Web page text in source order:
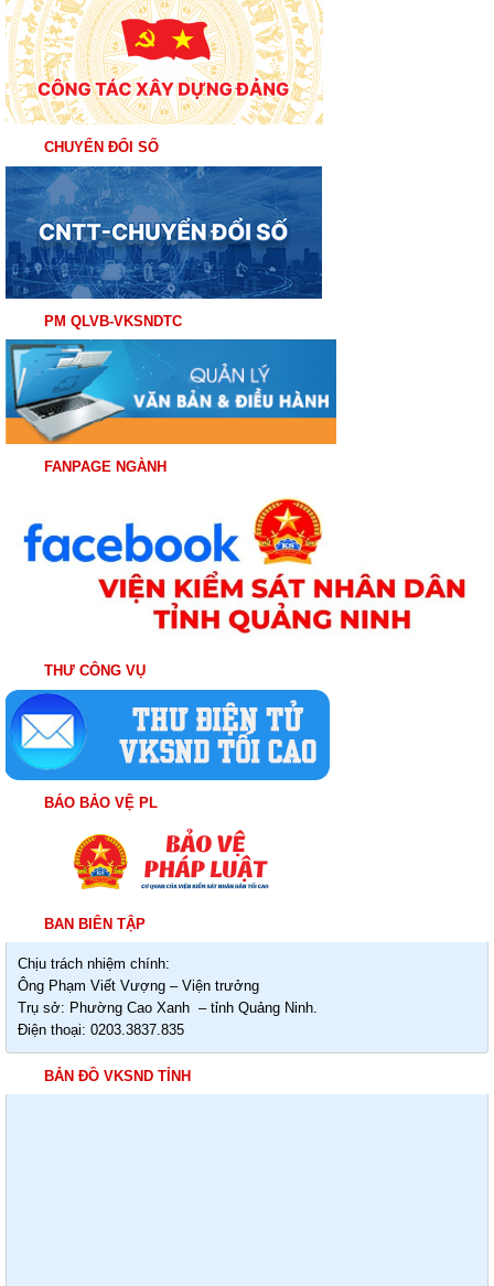
CHUYỂN ĐỔI SỐ
PM QLVB-VKSNDTC
FANPAGE NGÀNH
THƯ CÔNG VỤ
BÁO BẢO VỆ PL
BAN BIÊN TẬP
Chịu trách nhiệm chính:
Ông Phạm Viết Vượng – Viện trưởng
Trụ sở: Phường Cao Xanh – tỉnh Quảng Ninh.
Điện thoại: 0203.3837.835
BẢN ĐỒ VKSND TỈNH